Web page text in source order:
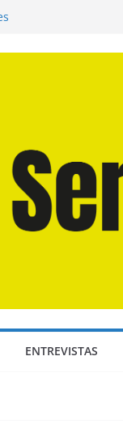
ENTREVISTAS